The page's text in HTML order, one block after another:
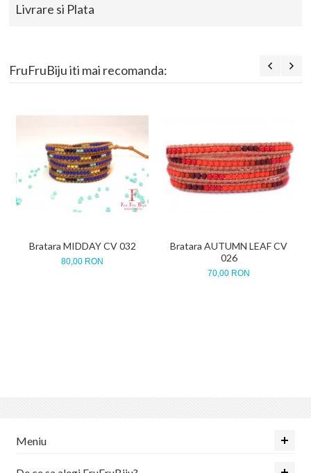
Livrare si Plata
FruFruBiju iti mai recomanda:
Bratara MIDDAY CV 032
80,00 RON
Bratara AUTUMN LEAF CV
026
70,00 RON
Meniu